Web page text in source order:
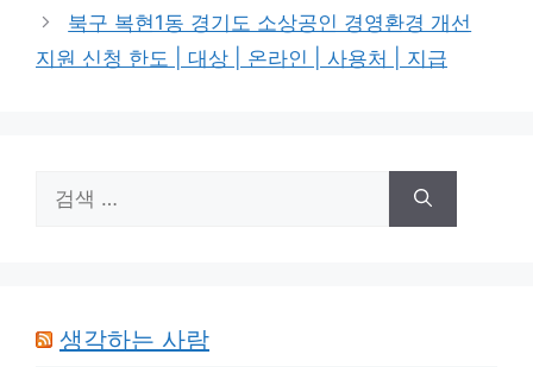
북구 복현1동 경기도 소상공인 경영환경 개선
지원 신청 한도 | 대상 | 온라인 | 사용처 | 지급
색:
생각하는 사람